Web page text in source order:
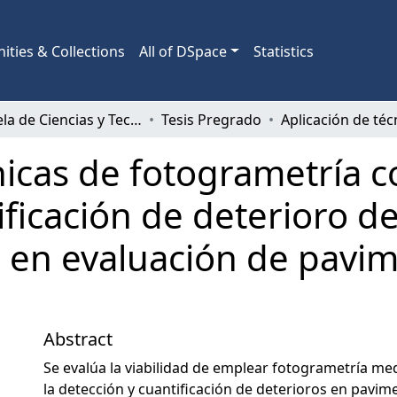
& Collections All of DSpace Statistics
Escuela de Ciencias y Tecnologías Tesis Pregrado
de fotogrametría
de deterioro
evaluación de
Abstract
Se evalúa la viabilidad de emplear fotogrametría
la detección y cuantificación de deterioros en